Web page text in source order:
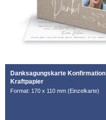
Danksagungskarte Konfirmation
Kraftpapier
Format: 170 x 110 mm (Einzelkarte)